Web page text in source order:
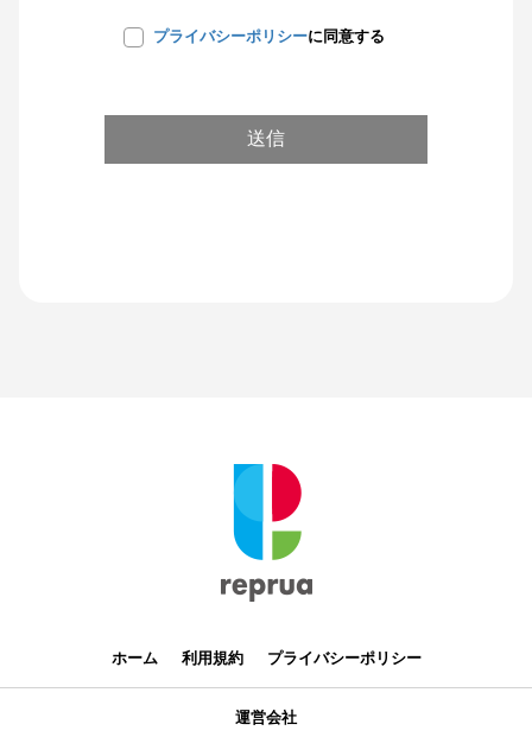
プライバシーポリシーに同意する
送信
ホーム 利用規約 プライバシーポリシー
運営会社